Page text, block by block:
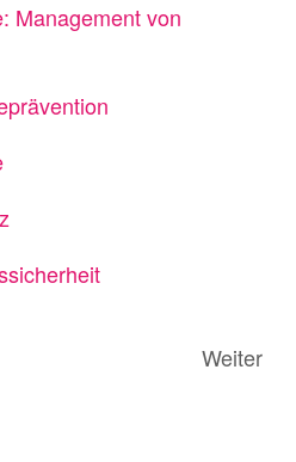
Management von
Weiter